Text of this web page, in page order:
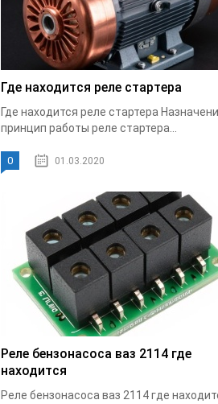
Где находится реле стартера
Где находится реле стартера
принцип работы реле стартера...
0 01.03.2020
Реле бензонасоса ваз 2114 где
находится
Реле бензонасоса ваз 2114 где